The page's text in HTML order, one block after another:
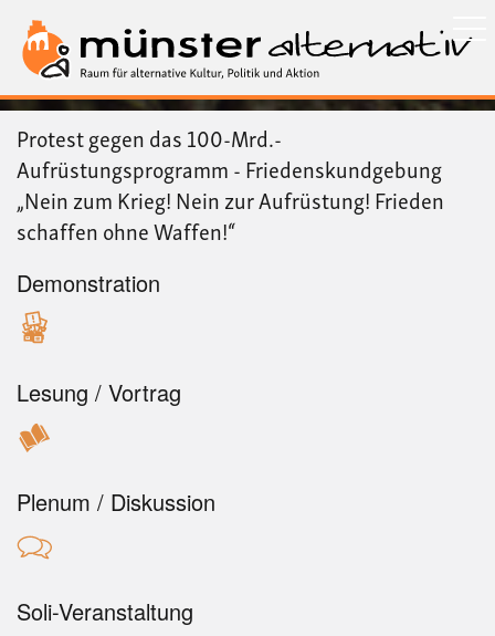
zum
Inhalt
Protest gegen das 100-Mrd.-
Aufrüstungsprogramm - Friedenskundgebung
„Nein zum Krieg! Nein zur Aufrüstung! Frieden
schaffen ohne Waffen!“
Demonstration
Lesung / Vortrag
Plenum / Diskussion
Soli-Veranstaltung